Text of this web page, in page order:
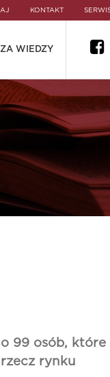
KONTAKT
WIEDZY
99 osób, które
rynku